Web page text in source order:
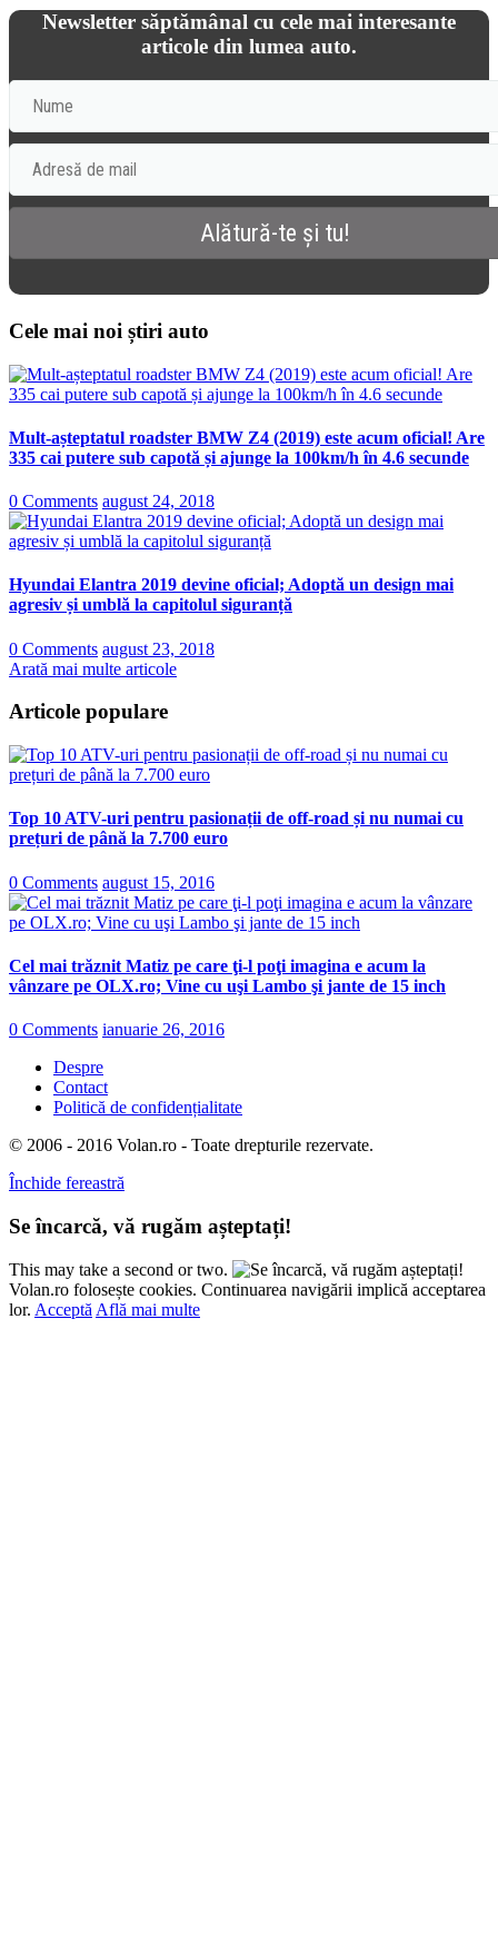
Newsletter săptămânal cu cele mai interesante
articole din lumea auto.
Cele mai noi știri auto
Mult-așteptatul roadster BMW Z4 (2019) este acum oficial! Are
335 cai putere sub capotă și ajunge la 100km/h în 4.6 secunde
0 Comments august 24, 2018
Hyundai Elantra 2019 devine oficial; Adoptă un design mai
agresiv și umblă la capitolul siguranță
0 Comments august 23, 2018
Arată mai multe articole
Articole populare
Top 10 ATV-uri pentru pasionații de off-road și nu numai cu
prețuri de până la 7.700 euro
0 Comments august 15, 2016
Cel mai trăznit Matiz pe care ţi-l poţi imagina e acum la
vânzare pe OLX.ro; Vine cu uşi Lambo şi jante de 15 inch
0 Comments ianuarie 26, 2016
Despre
Contact
Politică de confidențialitate
© 2006 - 2016 Volan.ro - Toate drepturile rezervate.
Închide fereastră
Se încarcă, vă rugăm așteptați!
This may take a second or two.
Volan.ro folosește cookies. Continuarea navigării implică acceptarea
lor. Acceptă Află mai multe